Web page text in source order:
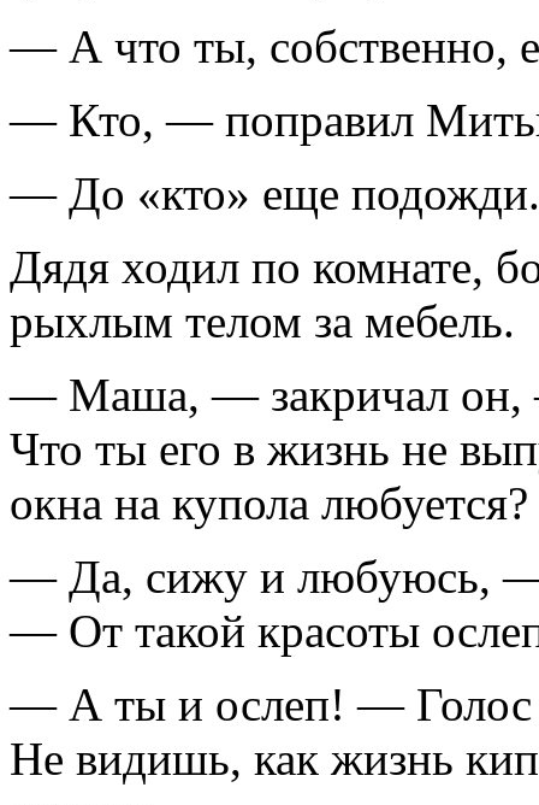
— А что ты, собственно,
— Кто, — поправил
— До «кто» еще подожди.
Дядя ходил по комнате,
рыхлым телом за мебель.
— Маша, — закричал он,
Что ты его в жизнь не
окна на купола любуется?
— Да, сижу и любуюсь, —
— От такой красоты
— А ты и ослеп! — Голос
Не видишь, как жизнь